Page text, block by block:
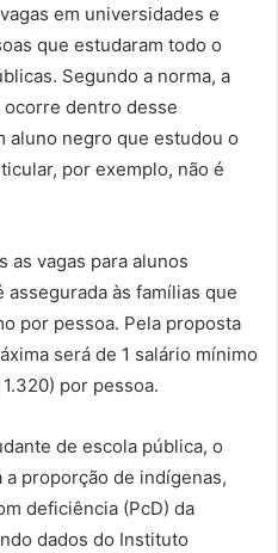
em universidades e
que estudaram todo o
Segundo a norma, a
dentro desse
aluno negro que estudou o
por exemplo, não é
as vagas para alunos
às famílias que
por pessoa. Pela proposta
será de 1 salário mínimo
por pessoa.
de escola pública, o
proporção de indígenas,
deficiência (PcD) da
dados do Instituto